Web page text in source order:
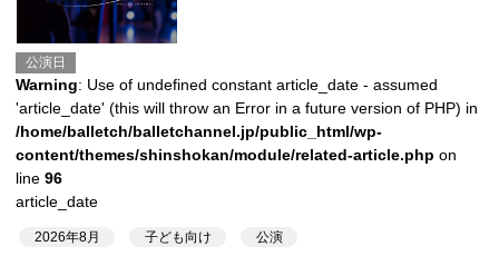
公演日
Warning: Use of undefined constant article_date - assumed
'article_date' (this will throw an Error in a future version of PHP) in
/home/balletch/balletchannel.jp/public_html/wp-
content/themes/shinshokan/module/related-article.php on
line 96
article_date
2026年8月 子ども向け 公演